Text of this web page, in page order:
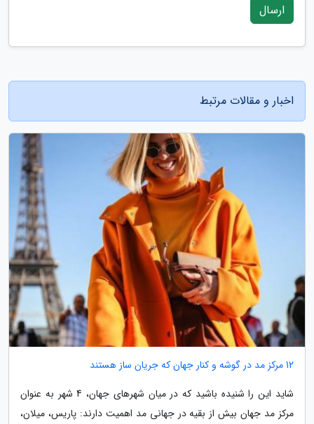
ارسال
اخبار و مقالات مرتبط
12 مرکز مد در گوشه و کنار جهان که جریان ساز هستند
شاید این را شنیده باشید که در میان شهرهای جهان، 4 شهر به عنوان
مرکز مد جهان بیش از بقیه در جهانی مد اهمیت دارند: پاریس، میلان،